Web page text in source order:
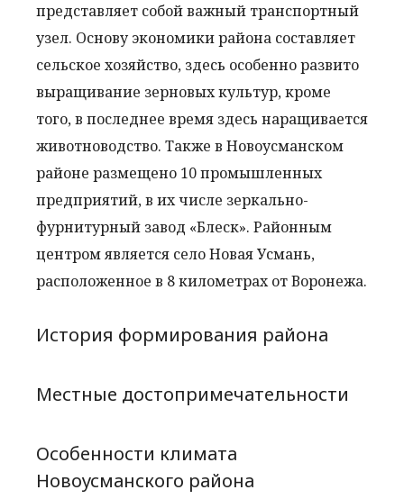
представляет собой важный транспортный
узел. Основу экономики района составляет
сельское хозяйство, здесь особенно развито
выращивание зерновых культур, кроме
того, в последнее время здесь наращивается
животноводство. Также в Новоусманском
районе размещено 10 промышленных
предприятий, в их числе зеркально-
фурнитурный завод «Блеск». Районным
центром является село Новая Усмань,
расположенное в 8 километрах от Воронежа.
История формирования района
Местные достопримечательности
Особенности климата
Новоусманского района